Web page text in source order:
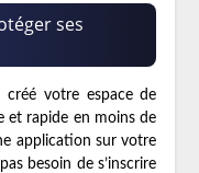
ses
créé votre espace de
et rapide en moins de
application sur votre
besoin de s’inscrire